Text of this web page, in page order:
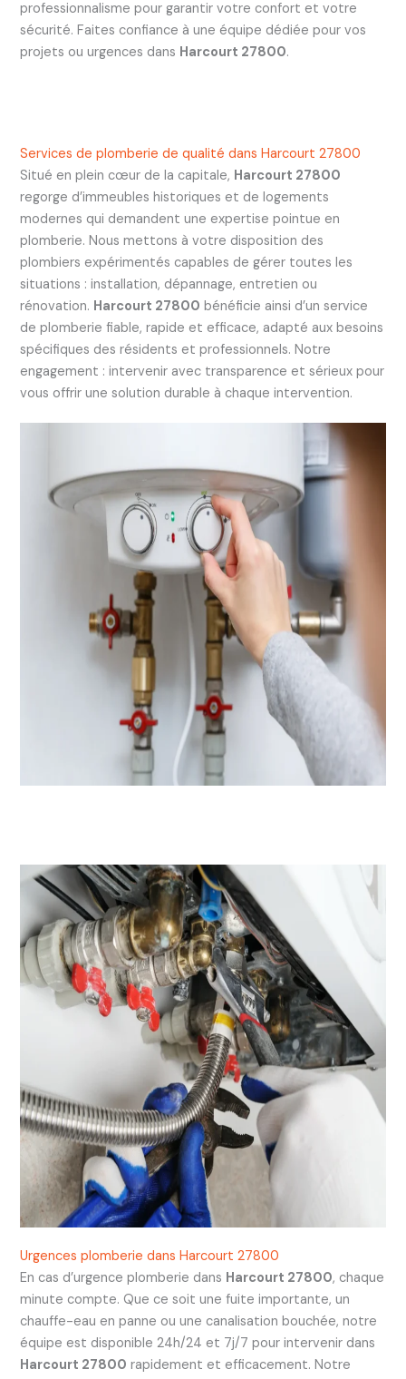
professionnalisme pour garantir votre confort et votre
sécurité. Faites confiance à une équipe dédiée pour vos
projets ou urgences dans Harcourt 27800.
Services de plomberie de qualité dans Harcourt 27800
Situé en plein cœur de la capitale, Harcourt 27800
regorge d’immeubles historiques et de logements
modernes qui demandent une expertise pointue en
plomberie. Nous mettons à votre disposition des
plombiers expérimentés capables de gérer toutes les
situations : installation, dépannage, entretien ou
rénovation. Harcourt 27800 bénéficie ainsi d’un service
de plomberie fiable, rapide et efficace, adapté aux besoins
spécifiques des résidents et professionnels. Notre
engagement : intervenir avec transparence et sérieux pour
vous offrir une solution durable à chaque intervention.
Urgences plomberie dans Harcourt 27800
En cas d’urgence plomberie dans Harcourt 27800, chaque
minute compte. Que ce soit une fuite importante, un
chauffe-eau en panne ou une canalisation bouchée, notre
équipe est disponible 24h/24 et 7j/7 pour intervenir dans
Harcourt 27800 rapidement et efficacement. Notre